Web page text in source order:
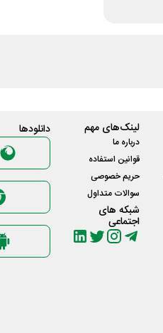
لینک‌های مهم
درباره ما
قوانین استفاده
حریم خصوصی
سوالات متداول
شبکه های
اجتماعی
دانلود‌ها